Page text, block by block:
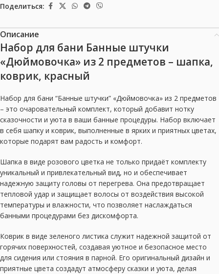
Поделиться:
Описание
Набор для бани Банные штучки
«Дюймовочка» из 2 предметов – шапка,
коврик, красный
Набор для бани “Банные штучки” «Дюймовочка» из 2 предметов
– это очаровательный комплект, который добавит нотку
сказочности и уюта в ваши банные процедуры. Набор включает
в себя шапку и коврик, выполненные в ярких и приятных цветах,
которые подарят вам радость и комфорт.
Шапка в виде розового цветка не только придаёт комплекту
уникальный и привлекательный вид, но и обеспечивает
надежную защиту головы от перегрева. Она предотвращает
тепловой удар и защищает волосы от воздействия высокой
температуры и влажности, что позволяет наслаждаться
банными процедурами без дискомфорта.
Коврик в виде зеленого листика служит надежной защитой от
горячих поверхностей, создавая уютное и безопасное место
для сидения или стояния в парной. Его оригинальный дизайн и
приятные цвета создадут атмосферу сказки и уюта, делая